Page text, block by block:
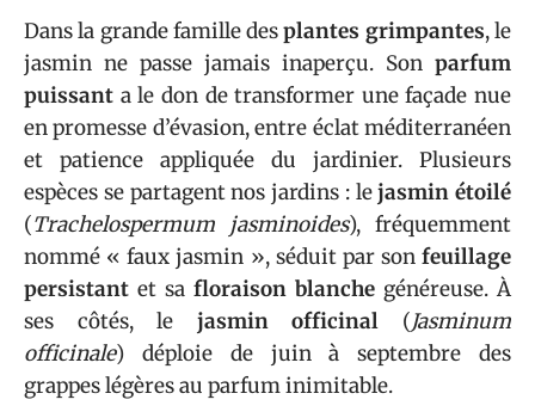
Dans la grande famille desplantes grimpantes, le
jasmin ne passe jamais inaperçu. Son parfum
puissant a le don de transformer une façade nue
en promesse d’évasion, entre éclat méditerranéen
et patience appliquée du jardinier. Plusieurs
espèces se partagent nos jardins : lejasmin étoilé
(Trachelospermum jasminoides), fréquemment
nommé « faux jasmin », séduit par son feuillage
persistant et sa floraison blanche généreuse. À
ses côtés, le jasmin officinal (Jasminum
officinale) déploie de juin à septembre des
grappes légères au parfum inimitable.